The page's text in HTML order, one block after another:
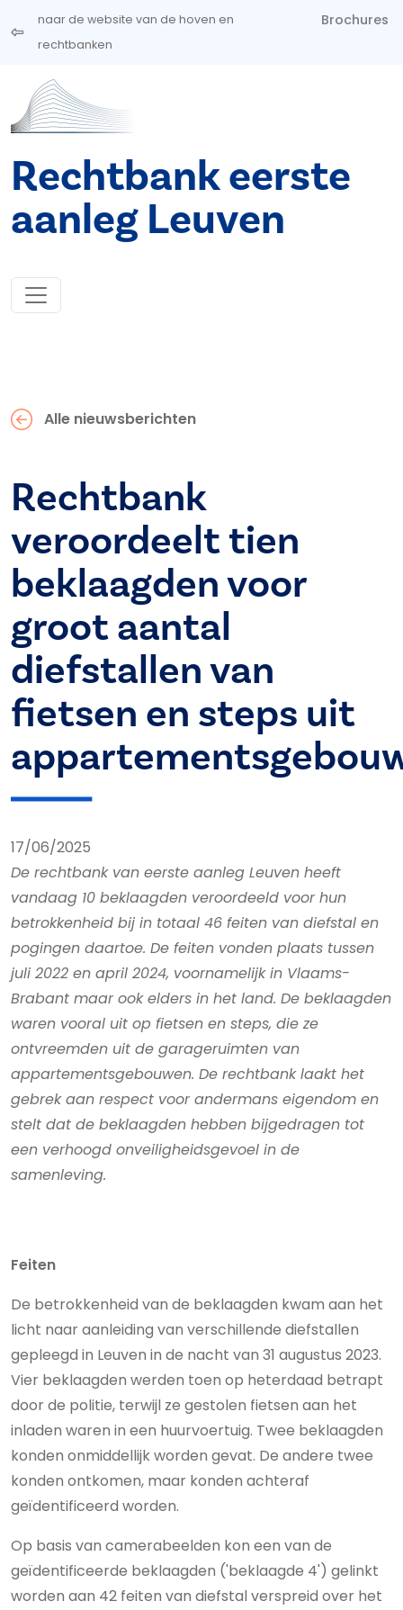
Overslaan en naar de inhoud gaan
naar de website van de hoven en
rechtbanken
Brochures
Rechtbank eerste
aanleg Leuven
Alle nieuwsberichten
Rechtbank
veroordeelt tien
beklaagden voor
groot aantal
diefstallen van
fietsen en steps uit
17/06/2025
De rechtbank van eerste aanleg Leuven heeft
vandaag 10 beklaagden veroordeeld voor hun
betrokkenheid bij in totaal 46 feiten van diefstal en
pogingen daartoe. De feiten vonden plaats tussen
juli 2022 en april 2024, voornamelijk in Vlaams-
Brabant maar ook elders in het land. De beklaagden
waren vooral uit op fietsen en steps, die ze
ontvreemden uit de garageruimten van
appartementsgebouwen. De rechtbank laakt het
gebrek aan respect voor andermans eigendom en
stelt dat de beklaagden hebben bijgedragen tot
een verhoogd onveiligheidsgevoel in de
samenleving.
Feiten
De betrokkenheid van de beklaagden kwam aan het
licht naar aanleiding van verschillende diefstallen
gepleegd in Leuven in de nacht van 31 augustus 2023.
Vier beklaagden werden toen op heterdaad betrapt
door de politie, terwijl ze gestolen fietsen aan het
inladen waren in een huurvoertuig. Twee beklaagden
konden onmiddellijk worden gevat. De andere twee
konden ontkomen, maar konden achteraf
geïdentificeerd worden.
Op basis van camerabeelden kon een van de
geïdentificeerde beklaagden ('beklaagde 4') gelinkt
worden aan 42 feiten van diefstal verspreid over het